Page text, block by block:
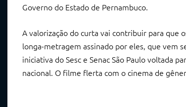
Governo do Estado de Pernambuco.
A valorização do curta vai contribuir para que
longa-metragem assinado por eles, que vem
iniciativa do Sesc e Senac São Paulo voltada
nacional. O filme flerta com o cinema de